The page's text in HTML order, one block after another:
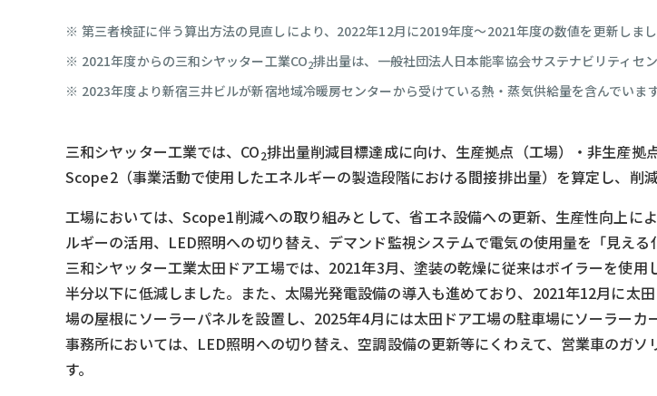
第三者検証に伴う算出方法の見直しにより、2022年12月に2019年度～2021年度の数値を更新しま
2021年度からの三和シヤッター工業CO2排出量は、一般社団法人日本能率協会サステナビリティセ
2023年度より新宿三井ビルが新宿地域冷暖房センターから受けている熱・蒸気供給量を含んでいます
三和シヤッター工業では、CO2排出量削減目標達成に向け、生産拠点（工場）・非生産
Scope2（事業活動で使用したエネルギーの製造段階における間接排出量）を算定し、削
工場においては、Scope1削減への取り組みとして、省エネ設備への更新、生産性向上
ルギーの活用、LED照明への切り替え、デマンド監視システムで電気の使用量を「見え
三和シヤッター工業太田ドア工場では、2021年3月、塗装の乾燥に従来はボイラーを使
半分以下に低減しました。また、太陽光発電設備の導入も進めており、2021年12月に
場の屋根にソーラーパネルを設置し、2025年4月には太田ドア工場の駐車場にソーラーカ
事務所においては、LED照明への切り替え、空調設備の更新等にくわえて、営業車のガ
す。